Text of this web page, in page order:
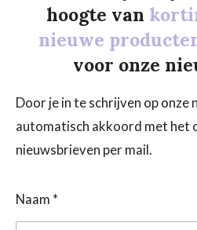
hoogte van
nieuwe
voor onze
Door je in te schrijven op onze
automatisch akkoord met het
nieuwsbrieven per mail.
Naam *